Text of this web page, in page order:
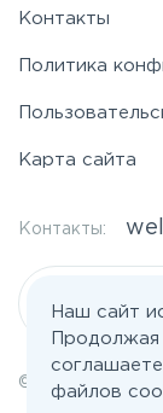
Контакты
Политика
Карта сайта
Контакты:
© 2026 Все
Наш сайт
Продолжая
файлов